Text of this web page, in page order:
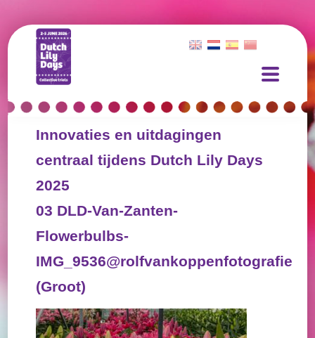
Innovaties en uitdagingen
centraal tijdens Dutch Lily Days
2025
03 DLD-Van-Zanten-
Flowerbulbs-
IMG_9536@rolfvankoppenfotografie
(Groot)